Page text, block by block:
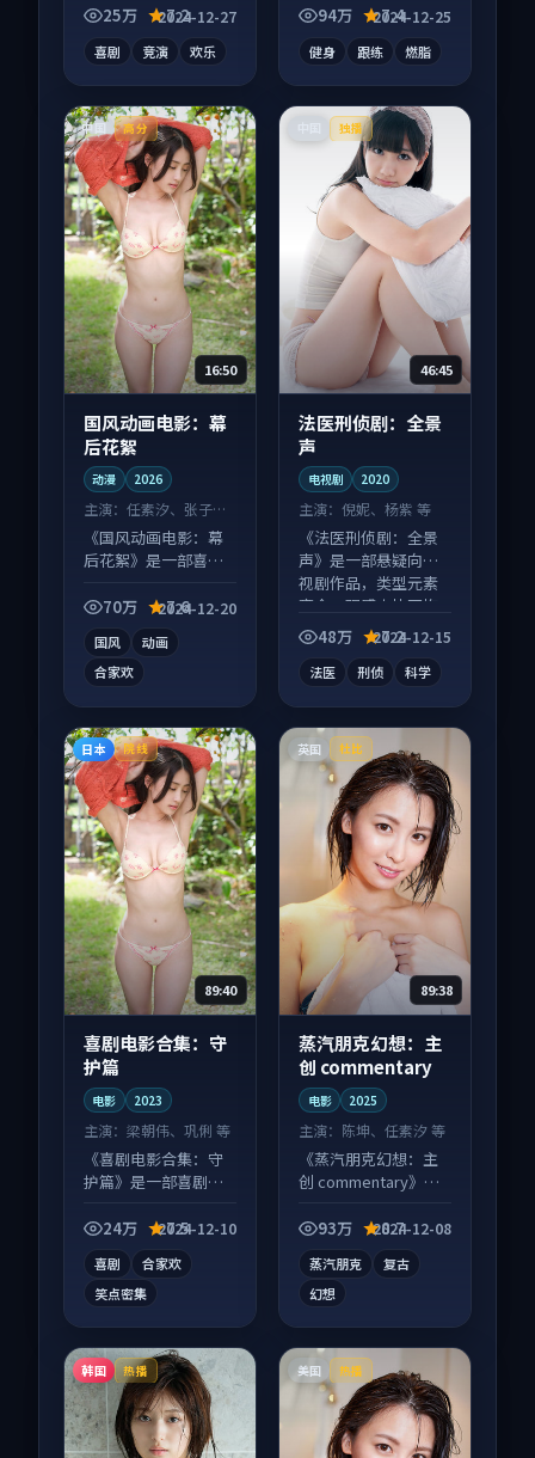
屏端观看，细节更丰
25万 7.2
2024-12-27
喜剧 竞演 欢乐
论度高，适合配弹幕
94万 7.4
2024-12-25
健身 跟练 燃脂
中国 高分
16:50
国风动画电影：幕
后花絮
动漫 2026
主演： 任素汐、张子枫
等
《国风动画电影：幕
后花絮》是一部喜剧
论度高，适合配弹幕
70万 7.6
2024-12-20
国风
动画
合家欢
独播
46:45
法医刑侦剧：全景
声
电视剧 2020
主演：倪妮、杨紫 等
《法医刑侦剧：全景
声》是一部悬疑向电
视剧作品，类型元素
齐全，观感爽快不拖
沓。48万 7.2
2024-12-15
法医 刑侦 科学
日本 院线
89:40
喜剧电影合集：守
护篇
电影 2023
主演： 梁朝伟、巩俐 等
《喜剧电影合集：守
护篇》是一部喜剧向
度高，适合配弹幕观
24万 7.5
2024-12-10
喜剧
合家欢
笑点密集
英国 杜比
89:38
蒸汽朋克幻想：主
创 commentary
电影 2025
主演： 陈坤、任素汐 等
《蒸汽朋克幻想：主
创 commentary》是
品，适合大屏端观
93万 8.7
2024-12-08
蒸汽朋克
复古
幻想
韩国 热播 美国 热播